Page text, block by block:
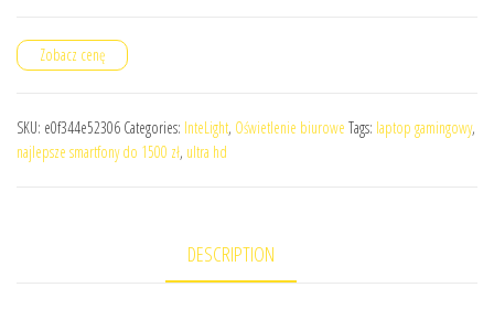
Zobacz cenę
SKU: e0f344e52306 Categories: InteLight, Oświetlenie biurowe Tags: laptop gamingowy,
najlepsze smartfony do 1500 zł, ultra hd
DESCRIPTION